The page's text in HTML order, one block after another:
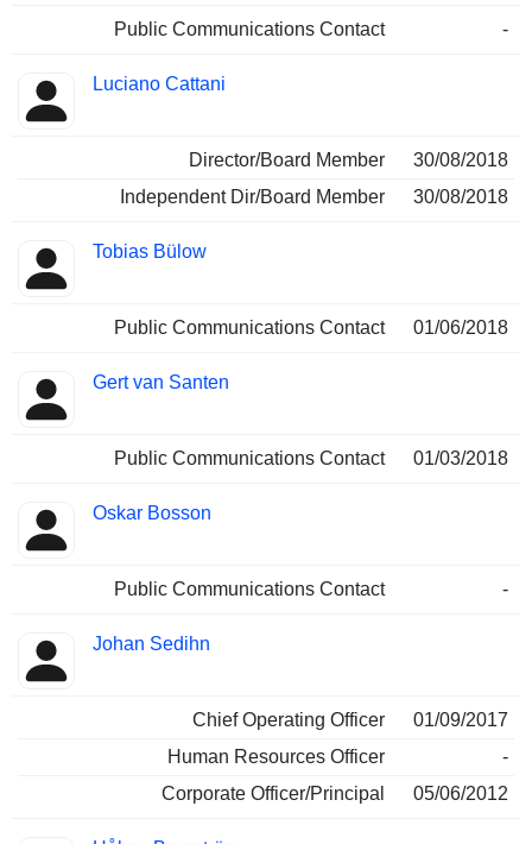
Public Communications Contact -
Luciano Cattani
Director/Board Member
30/08/2018
Independent Dir/Board Member
30/08/2018
Tobias Bülow
Public Communications Contact 01/06/2018
Gert van Santen
Public Communications Contact 01/03/2018
Oskar Bosson
Public Communications Contact -
Johan Sedihn
Chief Operating Officer
01/09/2017
Human Resources Officer
-
Corporate Officer/Principal
05/06/2012